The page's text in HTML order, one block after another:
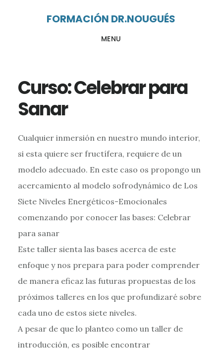
FORMACIÓN DR.NOUGUÉS
MENU
Curso: Celebrar para
Sanar
Cualquier inmersión en nuestro mundo interior,
si esta quiere ser fructífera, requiere de un
modelo adecuado. En este caso os propongo un
acercamiento al modelo sofrodynámico de Los
Siete Niveles Energéticos-Emocionales
comenzando por conocer las bases: Celebrar
para sanar
Este taller sienta las bases acerca de este
enfoque y nos prepara para poder comprender
de manera eficaz las futuras propuestas de los
próximos talleres en los que profundizaré sobre
cada uno de estos siete niveles.
A pesar de que lo planteo como un taller de
introducción, es posible encontrar